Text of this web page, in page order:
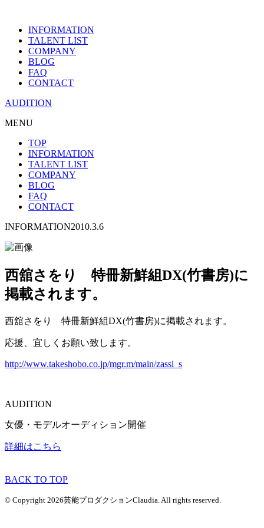
INFORMATION
TALENT LIST
COMPANY
BLOG
FAQ
CONTACT
AUDITION
MENU
TOP
INFORMATION
TALENT LIST
COMPANY
BLOG
FAQ
CONTACT
INFORMATION2010.3.6
西舘さをり 特冊新鮮組DX(竹書房)に
掲載されます。
西舘さをり 特冊新鮮組DX(竹書房)に掲載されます。
応援、宜しくお願い致します。
http://www.takeshobo.co.jp/mgr.m/main/zassi_s
AUDITION
女優・モデルオーディション開催
詳細はこちら
BACK TO TOP
© Copyright 2026芸能プロダクションClaudia. All rights reserved.